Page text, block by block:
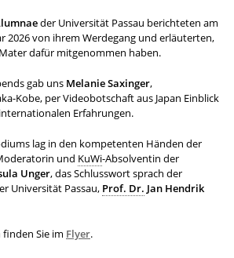
der Universität Passau berichteten am
2026 von ihrem Werdegang und erläuterten,
dafür mitgenommen haben.
gab uns Melanie Saxinger,
Kobe, per Videobotschaft aus Japan Einblick
Erfahrungen.
lag in den kompetenten Händen der
und KuWi-Absolventin der
Unger, das Schlusswort sprach der
Universität Passau, Prof. Dr. Jan Hendrik
Sie im Flyer.